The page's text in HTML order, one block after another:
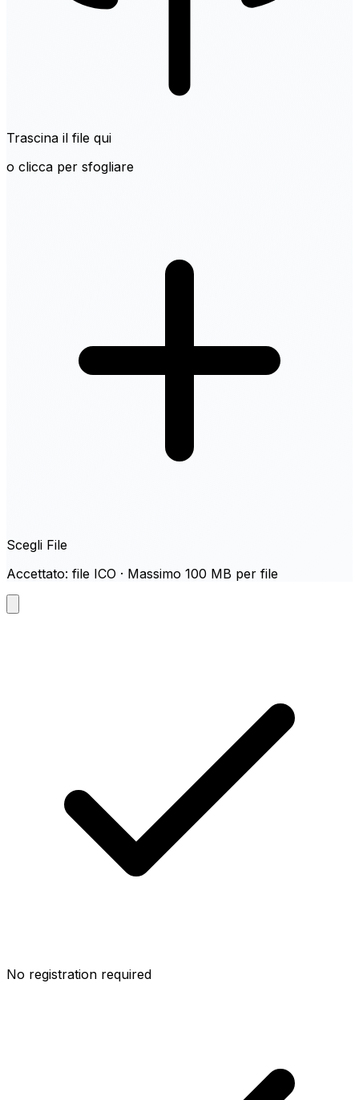
Trascina il file qui
o clicca per sfogliare
Scegli File
Accettato: file ICO · Massimo 100 MB per file
No registration required